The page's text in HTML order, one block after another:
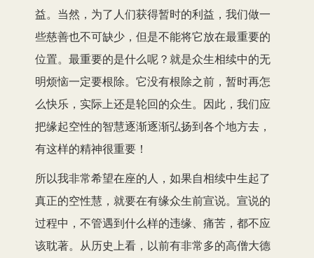
益。当然，为了人们获得暂时的利益，我们做一
些慈善也不可缺少，但是不能将它放在最重要的
位置。最重要的是什么呢？就是众生相续中的无
明烦恼一定要根除。它没有根除之前，暂时再怎
么快乐，实际上还是轮回的众生。因此，我们应
把缘起空性的智慧逐渐逐渐弘扬到各个地方去，
有这样的精神很重要！
所以我非常希望在座的人，如果自相续中生起了
真正的空性慧，就要在有缘众生前宣说。宣说的
过程中，不管遇到什么样的违缘、痛苦，都不应
该耽著。从历史上看，以前有非常多的高僧大德